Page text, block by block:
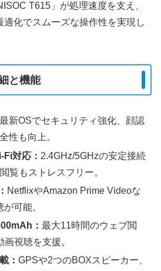
T615」が処理速度を支え、
適化でスムーズな操作性を実現し
と機能
最新OSでセキュリティ強化、顔認
性も向上。
対応： 2.4GHz/5GHzの安定接続
覧もストレスフリー。
NetflixやAmazon Prime Videoな
可能。
：最大11時間のウェブ閲
視聴を支援。
：GPSや2つのBOXスピーカー、